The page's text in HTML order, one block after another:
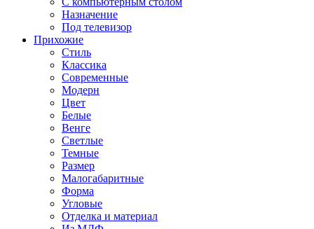
Назначение
Под телевизор
Прихожие
Стиль
Классика
Современные
Модерн
Цвет
Белые
Венге
Светлые
Темные
Размер
Малогабаритные
Форма
Угловые
Отделка и материал